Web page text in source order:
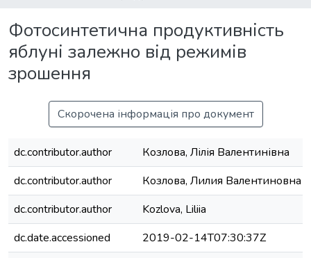
Фотосинтетична продуктивність
яблуні залежно від режимів
зрошення
Скорочена інформація про документ
dc.contributor.author
Козлова, Лілія Валентинівна
dc.contributor.author
Козлова, Лилия Валентиновна
dc.contributor.author
Kozlova, Liliia
dc.date.accessioned
2019-02-14T07:30:37Z